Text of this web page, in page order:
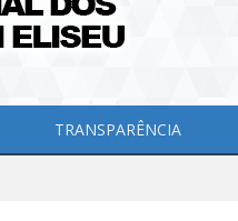
TRANSPARÊNCIA